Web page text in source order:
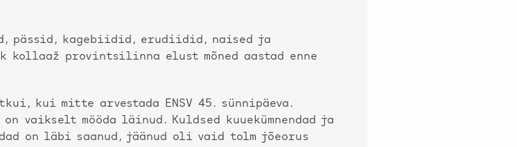
pässid, kagebiidid, erudiidid, naised ja
kollaaž provintsilinna elust mõned aastad enne
kui mitte arvestada ENSV 45. sünnipäeva.
vaikselt mööda läinud. Kuldsed kuuekümnendad ja
on läbi saanud, jäänud oli vaid tolm jõeorus